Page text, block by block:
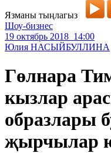
Язманы тыңлагыз
Шоу-бизнес
19 октябрь 2018 14:00
Юлия НАСЫЙБУЛЛИНА
Гөлнара
кызлар
образлары
җырчылар